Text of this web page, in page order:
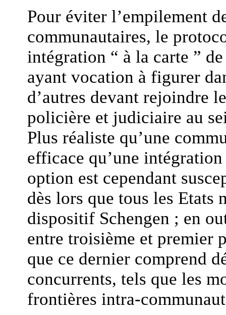
Pour éviter l’empilement
communautaires, le
intégration “ à la carte ”
ayant vocation à figurer
d’autres devant rejoindre
policière et judiciaire au
Plus réaliste qu’une
efficace qu’une
option est cependant
dès lors que tous les Etats
dispositif Schengen ; en
entre troisième et premier
que ce dernier comprend
concurrents, tels que les
frontières intra-